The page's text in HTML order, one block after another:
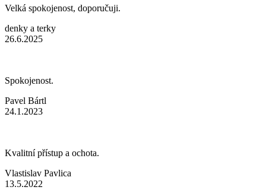
Velká spokojenost, doporučuji.
denky a terky
26.6.2025
Spokojenost.
Pavel Bártl
24.1.2023
Kvalitní přístup a ochota.
Vlastislav Pavlica
13.5.2022